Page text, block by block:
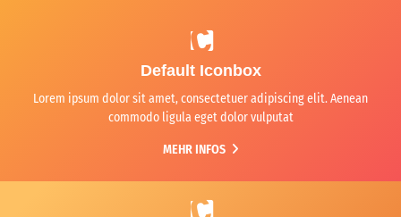
Default Iconbox
Lorem ipsum dolor sit amet, consectetuer adipiscing elit. Aenean
commodo ligula eget dolor vulputat
MEHR INFOS